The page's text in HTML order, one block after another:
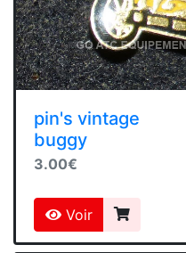
pin's vintage
buggy
3.00€
Voir